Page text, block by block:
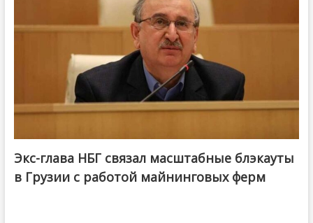
Экс-глава НБГ связал масштабные блэкауты
в Грузии с работой майнинговых ферм